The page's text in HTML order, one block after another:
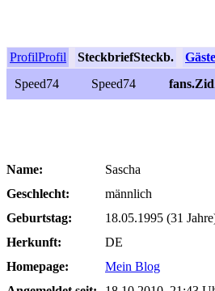
ProfilProfil SteckbriefSteckb.
Speed74
Speed74
Name:
Sascha
Geschlecht:
männlich
Geburtstag:
18.05.1995 (31
Herkunft:
DE
Homepage:
Mein Blog